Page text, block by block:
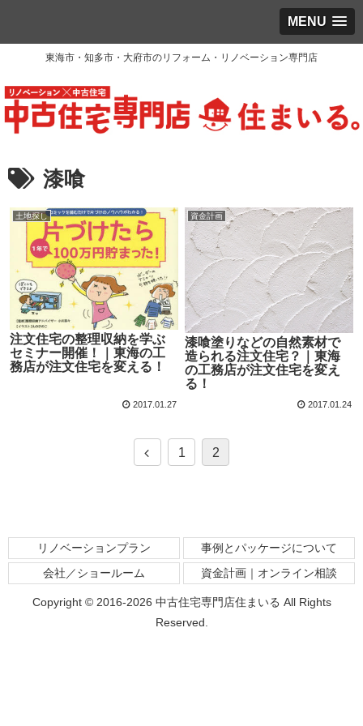
MENU
東海市・知多市・大府市のリフォーム・リノベーション専門店
漆喰
土地探し
注文住宅の整理収納を学ぶ
セミナー開催！｜東海の工
務店が注文住宅を変える！
2017.01.27
資金計画
漆喰塗りなどの自然素材で
造られる注文住宅？｜東海
の工務店が注文住宅を変え
る！
2017.01.24
1 2
リノベーションプラン
事例とパッケージについて
会社／ショールーム
資金計画｜オンライン相談
Copyright © 2016-2026 中古住宅専門店住まいる All Rights
Reserved.